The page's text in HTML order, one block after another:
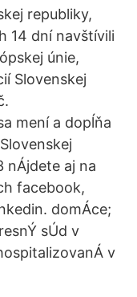
republiky,
14 dní navštívili
únie,
Slovenskej
mení a dopĺňa
nÁjdete aj na
facebook,
domÁce;
sÚd v
v